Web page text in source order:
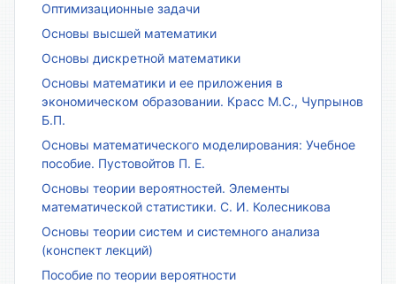
Оптимизационные задачи
Основы высшей математики
Основы дискретной математики
Основы математики и ее приложения в
экономическом образовании. Красс М.С., Чупрынов
Б.П.
Основы математического моделирования: Учебное
пособие. Пустовойтов П. Е.
Основы теории вероятностей. Элементы
математической статистики. С. И. Колесникова
Основы теории систем и системного анализа
(конспект лекций)
Пособие по теории вероятности